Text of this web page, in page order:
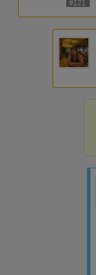
#121